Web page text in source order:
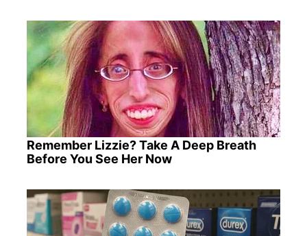
Remember Lizzie? Take A Deep Breath
Before You See Her Now